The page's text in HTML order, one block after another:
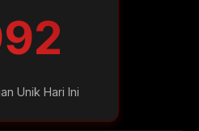
Unik Hari Ini